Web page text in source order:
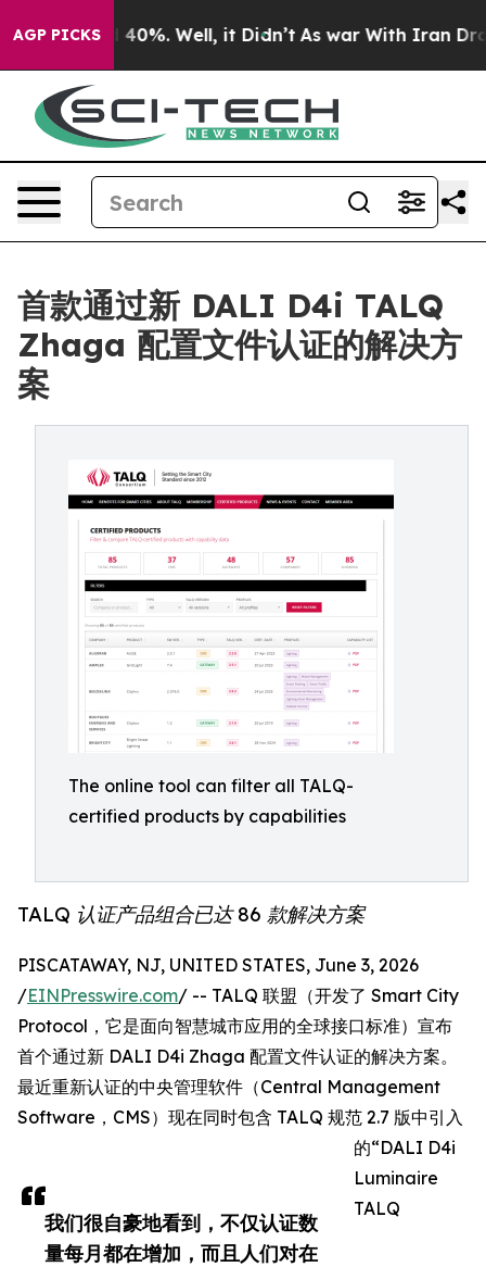
AGP PICKS40%. Well, it Didn’t As war With Iran Drove
首款通过新 DALI D4i TALQ
Zhaga 配置文件认证的解决方
案
The online tool can filter all TALQ-
certified products by capabilities
TALQ 认证产品组合已达 86 款解决方案
我们很自豪地看到，不仅认证数
量每月都在增加，而且人们对在
PISCATAWAY, NJ, UNITED STATES, June 3, 2026
/EINPresswire.com/ -- TALQ 联盟（开发了 Smart City
Protocol，它是面向智慧城市应用的全球接口标准）宣布
首个通过新 DALI D4i Zhaga 配置文件认证的解决方案。
最近重新认证的中央管理软件（Central Management
Software，CMS）现在同时包含 TALQ 规范 2.7 版中引入
的“DALI D4i
Luminaire
TALQ